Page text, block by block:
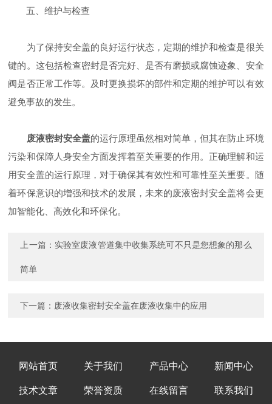
五、维护与检查
为了保持安全盖的良好运行状态，定期的维护和检查是很关
键的。这包括检查密封是否完好、是否有磨损或腐蚀迹象、安全
阀是否正常工作等。及时更换损坏的部件和定期的维护可以有效
避免事故的发生。
废液密封安全盖的运行原理虽然相对简单，但其在防止环境
污染和保障人身安全方面发挥着至关重要的作用。正确理解和运
用安全盖的运行原理，对于确保其有效性和可靠性至关重要。随
着环保意识的增强和技术的发展，未来的废液密封安全盖将会更
加智能化、高效化和环保化。
上一篇： 实验室废液管道集中收集系统可不只是您想象的那么
简单
下一篇： 废液收集密封安全盖在废液收集中的应用
网站首页 关于我们 产品中心 新闻中心
技术文章 荣誉资质 在线留言 联系我们